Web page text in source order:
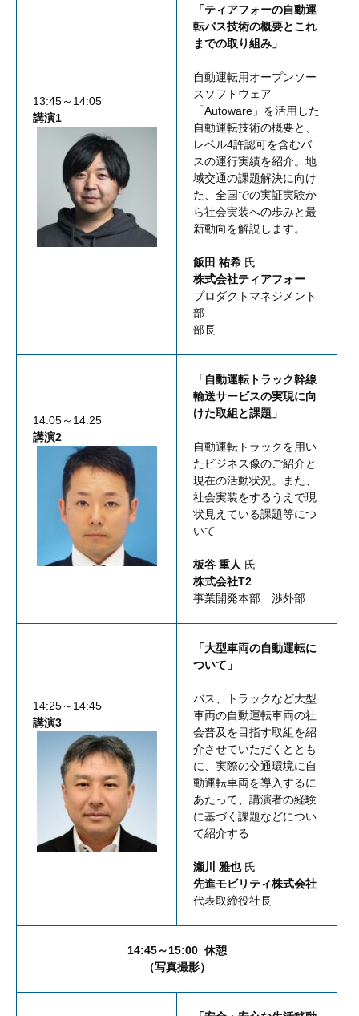
13:45～14:05
講演1
「ティアフォーの自動運
転バス技術の概要とこれ
までの取り組み」
自動運転用オープンソー
スソフトウェア
「Autoware」を活用した
自動運転技術の概要と、
レベル4許認可を含むバ
スの運行実績を紹介。地
域交通の課題解決に向け
た、全国での実証実験か
ら社会実装への歩みと最
新動向を解説します。
飯田 祐希 氏
株式会社ティアフォー
プロダクトマネジメント
部
部長
14:05～14:25
講演2
「自動運転トラック幹線
輸送サービスの実現に向
けた取組と課題」
自動運転トラックを用い
たビジネス像のご紹介と
現在の活動状況。また、
社会実装をするうえで現
状見えている課題等につ
いて
板谷 重人 氏
株式会社T2
事業開発本部 渉外部
14:25～14:45
講演3
「大型車両の自動運転に
ついて」
バス、トラックなど大型
車両の自動運転車両の社
会普及を目指す取組を紹
介させていただくととも
に、実際の交通環境に自
動運転車両を導入するに
あたって、講演者の経験
に基づく課題などについ
て紹介する
瀬川 雅也氏
先進モビリティ株式会社
代表取締役社長
14:45～15:00 休憩
（写真撮影）